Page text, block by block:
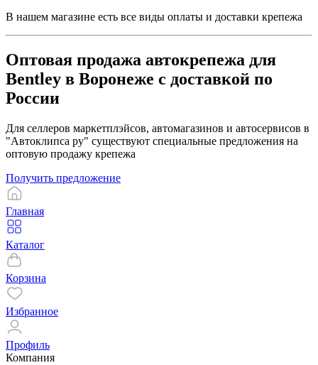
В нашем магазине есть все виды оплаты и доставки крепежа
Оптовая продажа автокрепежа для
Bentley в Воронеже с доставкой по
России
Для селлеров маркетплэйсов, автомагазинов и автосервисов в
"Автоклипса ру" существуют специальные предложения на
оптовую продажу крепежа
Получить предложение
Главная
Каталог
Корзина
Избранное
Профиль
Компания